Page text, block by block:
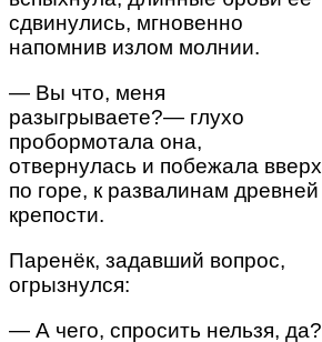
сдвинулись, мгновенно
напомнив излом молнии.
— Вы что, меня
разыгрываете?— глухо
пробормотала она,
отвернулась и побежала вверх
по горе, к развалинам древней
крепости.
Паренёк, задавший вопрос,
огрызнулся:
— А чего, спросить нельзя, да?